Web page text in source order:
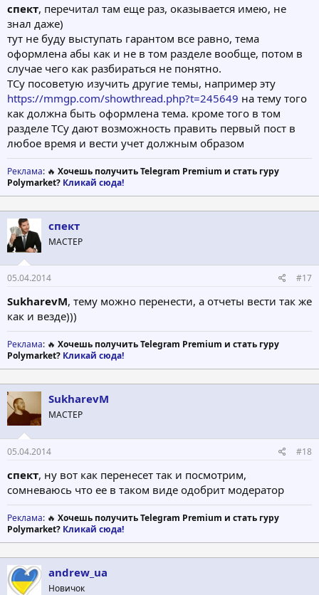
спект, перечитал там еще раз, оказывается имею, не
знал даже)
тут не буду выступать гарантом все равно, тема
оформлена абы как и не в том разделе вообще, потом в
случае чего как разбираться не понятно.
ТСу посоветую изучить другие темы, например эту
https://mmgp.com/showthread.php?t=245649 на тему того
как должна быть оформлена тема. кроме того в том
разделе ТСу дают возможность править первый пост в
любое время и вести учет должным образом
Реклама: 🔥 Хочешь получить Telegram Premium и стать гуру
Polymarket? Кликай сюда!
спект
МАСТЕР
05.04.2014 #17
SukharevM, тему можно перенести, а отчеты вести так же
как и везде)))
Реклама: 🔥 Хочешь получить Telegram Premium и стать гуру
Polymarket? Кликай сюда!
SukharevM
МАСТЕР
05.04.2014 #18
спект, ну вот как перенесет так и посмотрим,
сомневаюсь что ее в таком виде одобрит модератор
Реклама: 🔥 Хочешь получить Telegram Premium и стать гуру
Polymarket? Кликай сюда!
andrew_ua
Новичок